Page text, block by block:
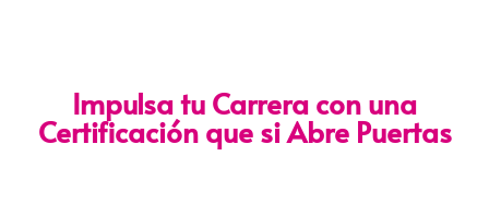
Impulsa tu Carrera con una
Certificación que si Abre Puertas